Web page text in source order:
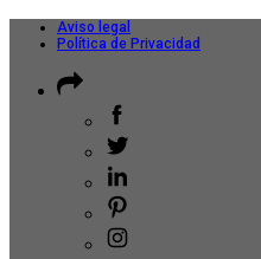
Aviso legal
Política de Privacidad